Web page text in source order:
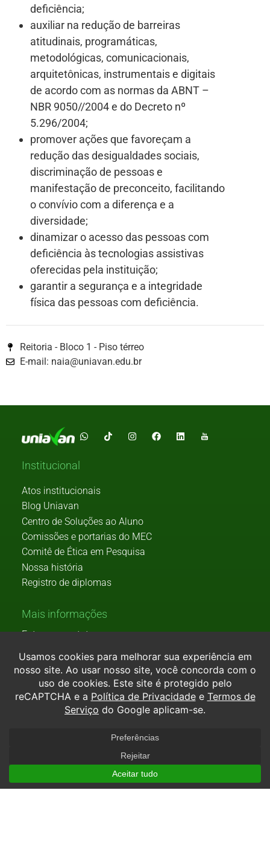
deficiência;
auxiliar na redução de barreiras
atitudinais, programáticas,
metodológicas, comunicacionais,
arquitetônicas, instrumentais e digitais
de acordo com as normas da ABNT –
NBR 9050//2004 e do Decreto nº
5.296/2004;
promover ações que favoreçam a
redução das desigualdades sociais,
discriminação de pessoas e
manifestação de preconceito, facilitando
o convívio com a diferença e a
diversidade;
dinamizar o acesso das pessoas com
deficiência às tecnologias assistivas
oferecidas pela instituição;
garantir a segurança e a integridade
física das pessoas com deficiência.
Reitoria - Bloco 1 - Piso térreo
E-mail: naia@uniavan.edu.br
Institucional
Atos institucionais
Blog Uniavan
Centro de Soluções ao Aluno
Comissões e portarias do MEC
Comitê de Ética em Pesquisa
Nossa história
Registro de diplomas
Mais informações
Entre em contato conosco
Ouvidoria
Teste de carreira
Formas de ingresso
Transferência